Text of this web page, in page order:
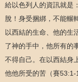
給以色列人的資訊就是
脫！身受捆綁，不能輾
以西結的生命、他的生
了神的手中，他所有的
不得自己。在以西結身
他他所受的苦（賽53:1-